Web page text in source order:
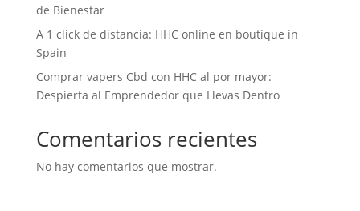
de Bienestar
A 1 click de distancia: HHC online en boutique in
Spain
Comprar vapers Cbd con HHC al por mayor:
Despierta al Emprendedor que Llevas Dentro
Comentarios recientes
No hay comentarios que mostrar.